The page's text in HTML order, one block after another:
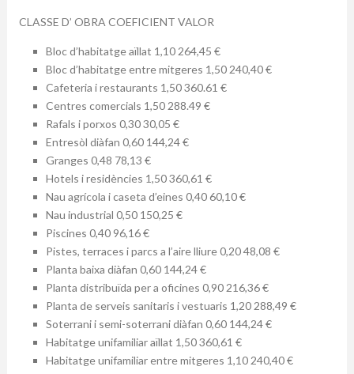
CLASSE D’ OBRA COEFICIENT VALOR
Bloc d’habitatge aïllat 1,10 264,45 €
Bloc d’habitatge entre mitgeres 1,50 240,40 €
Cafeteria i restaurants 1,50 360.61 €
Centres comercials 1,50 288.49 €
Rafals i porxos 0,30 30,05 €
Entresòl diàfan 0,60 144,24 €
Granges 0,48 78,13 €
Hotels i residències 1,50 360,61 €
Nau agrícola i caseta d’eines 0,40 60,10 €
Nau industrial 0,50 150,25 €
Piscines 0,40 96,16 €
Pistes, terraces i parcs a l’aire lliure 0,20 48,08 €
Planta baixa diàfan 0,60 144,24 €
Planta distribuïda per a oficines 0,90 216,36 €
Planta de serveis sanitaris i vestuaris 1,20 288,49 €
Soterrani i semi-soterrani diàfan 0,60 144,24 €
Habitatge unifamiliar aïllat 1,50 360,61 €
Habitatge unifamiliar entre mitgeres 1,10 240,40 €